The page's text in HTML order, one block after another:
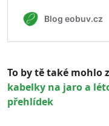
To by tě také mohlo
kabelky na jaro a
přehlídek